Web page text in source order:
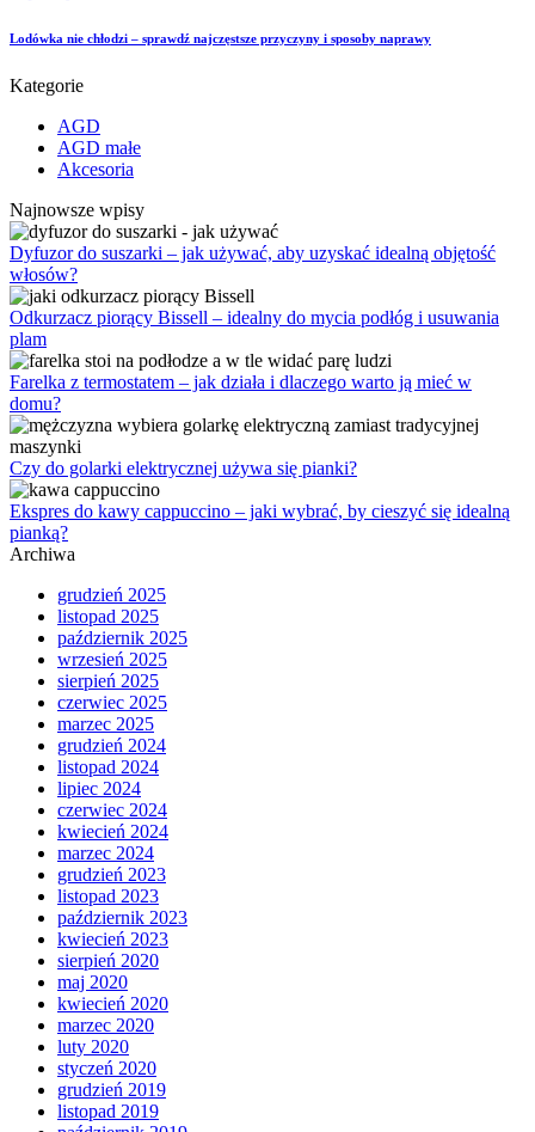
Lodówka nie chłodzi – sprawdź najczęstsze przyczyny i sposoby naprawy
Kategorie
AGD
AGD małe
Akcesoria
Najnowsze wpisy
Dyfuzor do suszarki – jak używać, aby uzyskać idealną objętość
włosów?
Odkurzacz piorący Bissell – idealny do mycia podłóg i usuwania
plam
Farelka z termostatem – jak działa i dlaczego warto ją mieć w
domu?
Czy do golarki elektrycznej używa się pianki?
Ekspres do kawy cappuccino – jaki wybrać, by cieszyć się idealną
pianką?
Archiwa
grudzień 2025
listopad 2025
październik 2025
wrzesień 2025
sierpień 2025
czerwiec 2025
marzec 2025
grudzień 2024
listopad 2024
lipiec 2024
czerwiec 2024
kwiecień 2024
marzec 2024
grudzień 2023
listopad 2023
październik 2023
kwiecień 2023
sierpień 2020
maj 2020
kwiecień 2020
marzec 2020
luty 2020
styczeń 2020
grudzień 2019
listopad 2019